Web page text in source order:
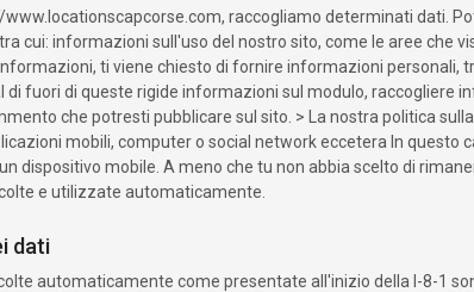
raccogliamo determinati dati.
cui: informazioni sull'uso del nostro sito, come le aree che
ti viene chiesto di fornire informazioni personali,
di fuori di queste rigide informazioni sul modulo,
che potresti pubblicare sul sito. > La nostra politica
mobili, computer o social network eccetera In
dispositivo mobile. A meno che tu non abbia scelto di
e utilizzate automaticamente.
dati
automaticamente come presentate all'inizio della I-8-1